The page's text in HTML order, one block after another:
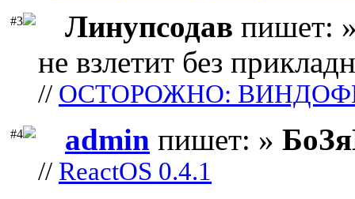
#3 Линупсодав пишет:
не взлетит без
// ОСТОРОЖНО:
#4 admin пишет: »
// ReactOS 0.4.1